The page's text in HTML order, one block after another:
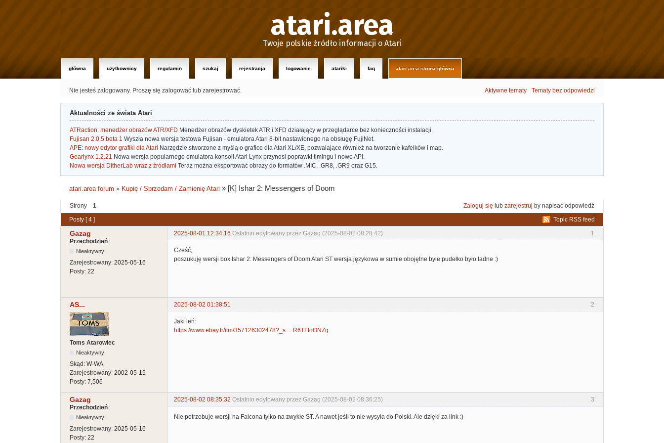
atari.area
Twoje polskie źródło informacji o Atari
główna użytkownicy regulamin szukaj rejestracja logowanie atariki faq atari.area strona główna
Nie jesteś zalogowany. Proszę się zalogować lub zarejestrować. Aktywne tematy Tematy bez odpowiedzi
Aktualności ze świata Atari
ATRaction: menedżer obrazów ATR/XFD Menedżer obrazów dyskietek ATR i XFD działający w przeglądarce bez konieczności instalacji.
Fujisan 2.0.5 beta 1 Wyszła nowa wersja testowa Fujisan - emulatora Atari 8-bit nastawionego na obsługę FujiNet.
APE: nowy edytor grafiki dla Atari Narzędzie stworzone z myślą o grafice dla Atari XL/XE, pozwalające również na tworzenie kafelków i map.
Gearlynx 1.2.21 Nowa wersja popularnego emulatora konsoli Atari Lynx przynosi poprawki timingu i nowe API.
Nowa wersja DitherLab wraz z źródłami Teraz można eksportować obrazy do formatów .MIC, .GR8, .GR9 oraz G15.
atari.area forum » Kupię / Sprzedam / Zamienię Atari » [K] Ishar 2: Messengers of Doom
Strony 1 Zaloguj się lub zarejestruj by napisać odpowiedź
Topic RSS feed
Posty [ 4 ]
1
Gazag 2025-08-01 12:34:16 Ostatnio edytowany przez Gazag (2025-08-02 08:28:42)
Przechodzień
Nieaktywny
Zarejestrowany: 2025-05-16
Posty: 22
Cześć,
poszukuję wersji box Ishar 2: Messengers of Doom Atari ST wersja językowa w sumie obojętne byle pudełko było ładne :)
2
AS... 2025-08-02 01:38:51
Toms Atarowiec
Nieaktywny
Skąd: W-WA
Zarejestrowany: 2002-05-15
Posty: 7,506
Jaki leń:
https://www.ebay.fr/itm/357126302478?_s ... R6TFtoONZg
3
Gazag 2025-08-02 08:35:32 Ostatnio edytowany przez Gazag (2025-08-02 08:36:25)
Przechodzień
Nieaktywny
Zarejestrowany: 2025-05-16
Posty: 22
Nie potrzebuje wersji na Falcona tylko na zwykłe ST. A nawet jeśli to nie wysyła do Polski. Ale dzięki za link :)